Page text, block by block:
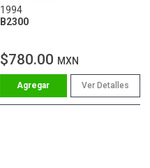
1994
B2300
$780.00 MXN
Ver Detalles